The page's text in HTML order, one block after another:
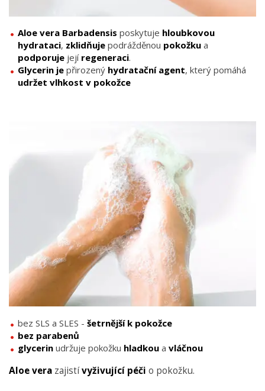
Aloe vera Barbadensis poskytuje hloubkovou
hydrataci, zklidňuje podrážděnou pokožku a
podporuje její regeneraci.
Glycerin je přirozený hydratační agent, který pomáhá
udržet vlhkost v pokožce
bez SLS a SLES - šetrnější k pokožce
bez parabenů
glycerin udržuje pokožku hladkou a vláčnou
Aloe vera zajistívyživující péči o pokožku.